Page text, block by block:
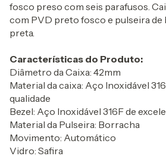
fosco preso com seis parafusos.
com PVD preto fosco e pulseira
preta.
Características do Produto:
Diâmetro da Caixa: 42mm
Material da caixa: Aço Inoxidável
qualidade
Bezel: Aço Inoxidável 316F de
Material da Pulseira: Borracha
Movimento: Automático
Vidro: Safira